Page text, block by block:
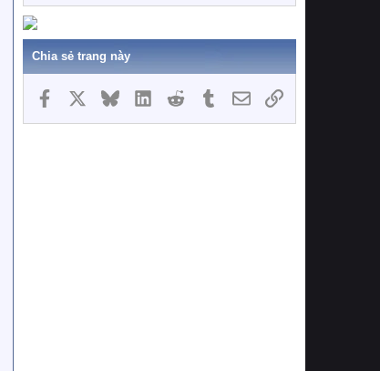
Chia sẻ trang này
Facebook BlueskyLinkedInReddit TumblrEmailLink